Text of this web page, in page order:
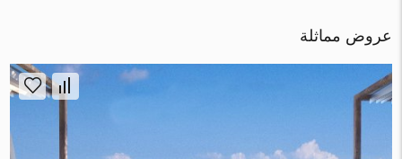
عروض مماثلة